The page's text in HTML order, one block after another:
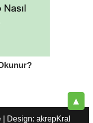
▲
Design: akrepKral